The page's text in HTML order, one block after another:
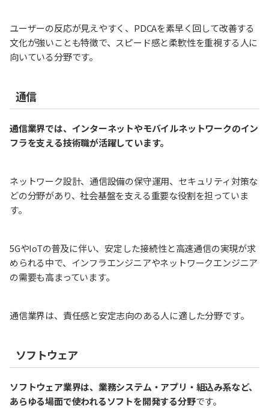
ユーザーの反応が見えやすく、PDCAを素早く回して改善する
文化が強いことも特徴で、スピード感と柔軟性を重視する人に
向いている分野です。
通信
通信業界では、インターネットやモバイルネットワークのイン
フラを支える技術職が活躍しています。
ネットワーク設計、通信設備の保守運用、セキュリティ対策な
どの分野があり、社会基盤を支える重要な役割を担っていま
す。
5GやIoTの普及に伴い、安定した接続性と高速通信の実現が求
められる中で、インフラエンジニアやネットワークエンジニア
の需要も高まっています。
通信業界は、責任感と安定志向のある人に適した分野です。
ソフトウェア
ソフトウェア業界は、業務システム・アプリ・組込み系など、
あらゆる場面で使われるソフトを開発する分野です。